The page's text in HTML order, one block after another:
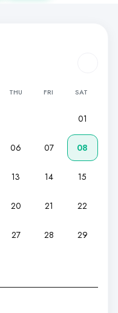
THU FRI SAT
01
06 07 08
13 14 15
20 21 22
27 28 29